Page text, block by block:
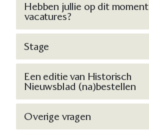
Hebben jullie op dit moment
vacatures?
Stage
Een editie van Historisch
Nieuwsblad (na)bestellen
Overige vragen